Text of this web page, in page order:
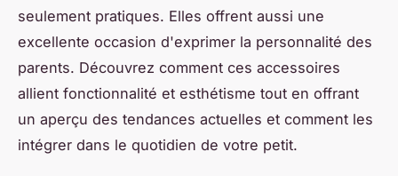
seulement pratiques. Elles offrent aussi une
excellente occasion d'exprimer la personnalité des
parents. Découvrez comment ces accessoires
allient fonctionnalité et esthétisme tout en offrant
un aperçu des tendances actuelles et comment les
intégrer dans le quotidien de votre petit.